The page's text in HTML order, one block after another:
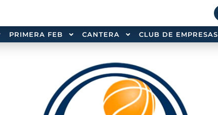
PRIMERA FEB CANTERA CLUB DE EMPRESAS